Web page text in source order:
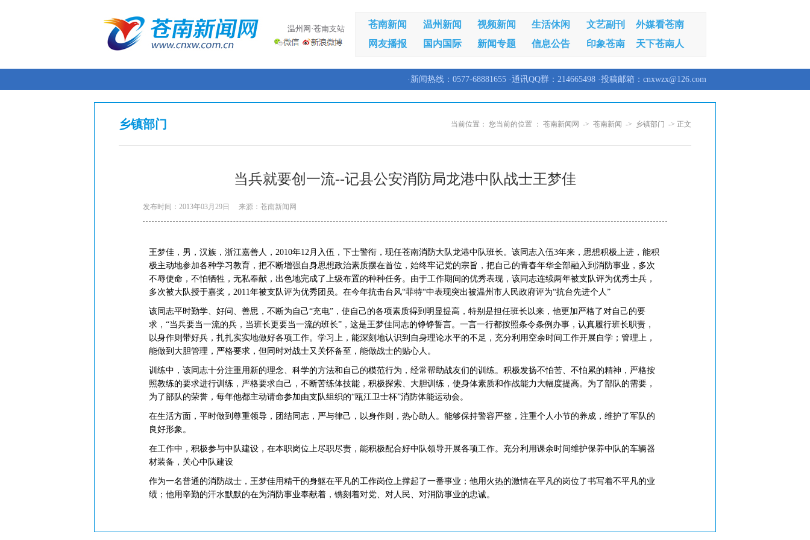
温州网·苍南支站 苍南新闻 温州新闻 视频新闻 生活休闲 文艺副刊
外媒看苍南
网友播报
国内国际 新闻专题 信息公告 印象苍南 天下苍南人
·新闻热线：0577-68881655 ·通讯QQ群：214665498 ·投稿邮箱：cnxwzx@126.com
当前位置： 您当前的位置 ： 苍南新闻网 -> 苍南新闻 -> 乡镇部门 -> 正文
乡镇部门
当兵就要创一流--记县公安消防局龙港中队战士王梦佳
发布时间：2013年03月29日 来源：苍南新闻网
王梦佳，男，汉族，浙江嘉善人，2010年12月入伍，下士警衔，现任苍南消防大队龙港中队班长。该同志入伍3年来，思想积极上进，能积
极主动地参加各种学习教育，把不断增强自身思想政治素质摆在首位，始终牢记党的宗旨，把自己的青春年华全部融入到消防事业，多次
不辱使命，不怕牺牲，无私奉献，出色地完成了上级布置的种种任务。由于工作期间的优秀表现，该同志连续两年被支队评为优秀士兵，
多次被大队授于嘉奖，2011年被支队评为优秀团员。在今年抗击台风“菲特“中表现突出被温州市人民政府评为“抗台先进个人”
该同志平时勤学、好问、善思，不断为自己“充电”，使自己的各项素质得到明显提高，特别是担任班长以来，他更加严格了对自己的要
求，“当兵要当一流的兵，当班长更要当一流的班长”，这是王梦佳同志的铮铮誓言。一言一行都按照条令条例办事，认真履行班长职责，
以身作则带好兵，扎扎实实地做好各项工作。学习上，能深刻地认识到自身理论水平的不足，充分利用空余时间工作开展自学；管理上，
能做到大胆管理，严格要求，但同时对战士又关怀备至，能做战士的贴心人。
训练中，该同志十分注重用新的理念、科学的方法和自己的模范行为，经常帮助战友们的训练。积极发扬不怕苦、不怕累的精神，严格按
照教练的要求进行训练，严格要求自己，不断苦练体技能，积极探索、大胆训练，使身体素质和作战能力大幅度提高。为了部队的需要，
为了部队的荣誉，每年他都主动请命参加由支队组织的“瓯江卫士杯”消防体能运动会。
在生活方面，平时做到尊重领导，团结同志，严与律己，以身作则，热心助人。能够保持警容严整，注重个人小节的养成，维护了军队的
良好形象。
在工作中，积极参与中队建设，在本职岗位上尽职尽责，能积极配合好中队领导开展各项工作。充分利用课余时间维护保养中队的车辆器
材装备，关心中队建设
作为一名普通的消防战士，王梦佳用精干的身躯在平凡的工作岗位上撑起了一番事业；他用火热的激情在平凡的岗位了书写着不平凡的业
绩；他用辛勤的汗水默默的在为消防事业奉献着，镌刻着对党、对人民、对消防事业的忠诚。